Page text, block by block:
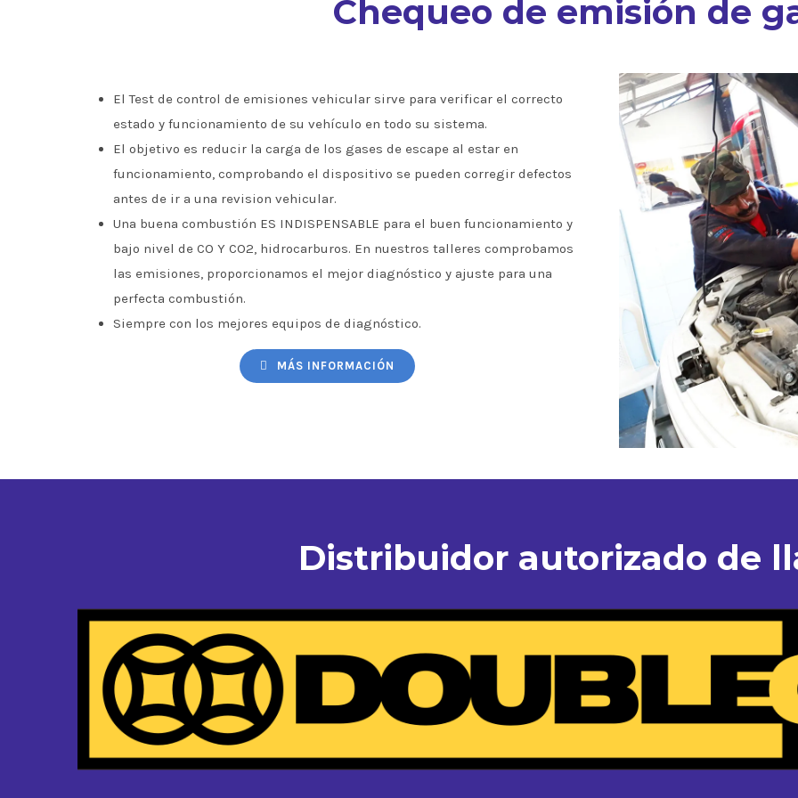
Chequeo de emisión de
El Test de control de emisiones vehicular sirve para verificar el correcto
estado y funcionamiento de su vehículo en todo su sistema.
El objetivo es reducir la carga de los gases de escape al estar en
funcionamiento, comprobando el dispositivo se pueden corregir defectos
antes de ir a una revision vehicular.
Una buena combustión ES INDISPENSABLE para el buen funcionamiento y
bajo nivel de CO Y CO2, hidrocarburos. En nuestros talleres comprobamos
las emisiones, proporcionamos el mejor diagnóstico y ajuste para una
perfecta combustión.
Siempre con los mejores equipos de diagnóstico.
MÁS INFORMACIÓN
Distribuidor autorizado de